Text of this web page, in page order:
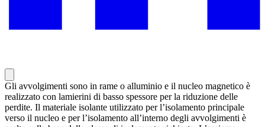
Gli avvolgimenti sono in rame o alluminio e il nucleo magnetico è
realizzato con lamierini di basso spessore per la riduzione delle
perdite. Il materiale isolante utilizzato per l’isolamento principale
verso il nucleo e per l’isolamento all’interno degli avvolgimenti è